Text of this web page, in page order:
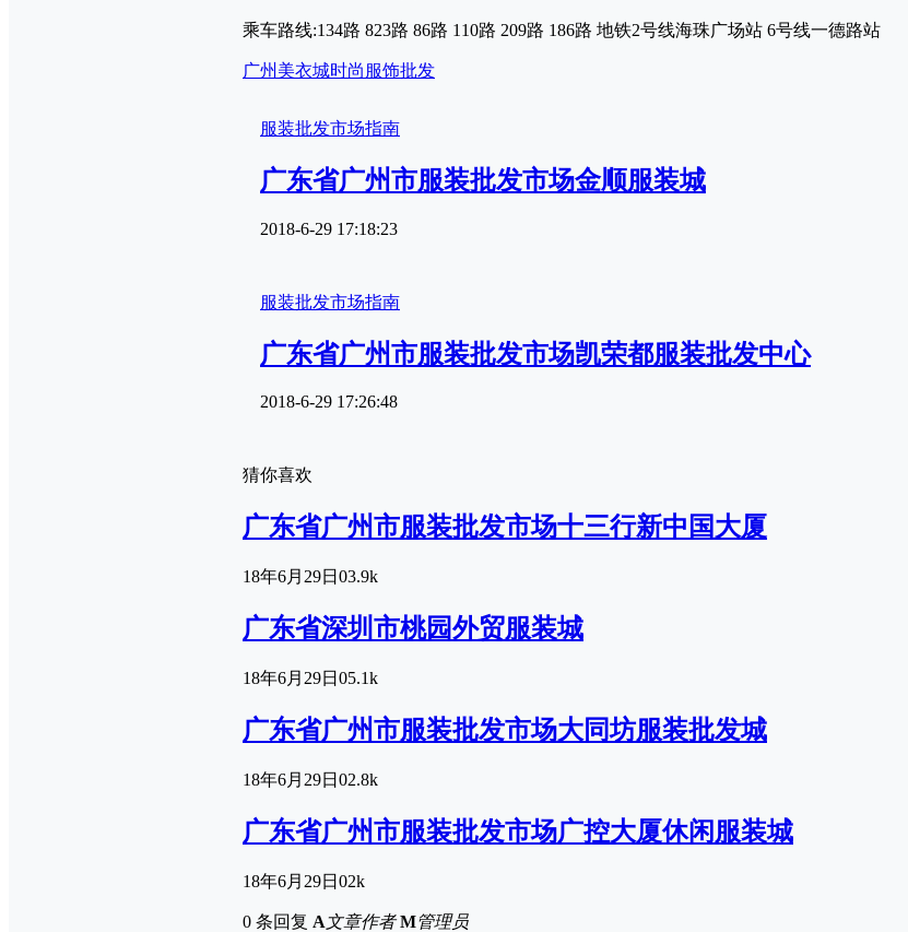
乘车路线:134路 823路 86路 110路 209路 186路 地铁2号线海珠广场站 6号线一德路站
广州美衣城时尚服饰批发
服装批发市场指南
广东省广州市服装批发市场金顺服装城
2018-6-29 17:18:23
服装批发市场指南
广东省广州市服装批发市场凯荣都服装批发中心
2018-6-29 17:26:48
猜你喜欢
广东省广州市服装批发市场十三行新中国大厦
18年6月29日 03.9k
广东省深圳市桃园外贸服装城
18年6月29日 05.1k
广东省广州市服装批发市场大同坊服装批发城
18年6月29日 02.8k
广东省广州市服装批发市场广控大厦休闲服装城
18年6月29日 02k
0 条回复 A文章作者 M管理员